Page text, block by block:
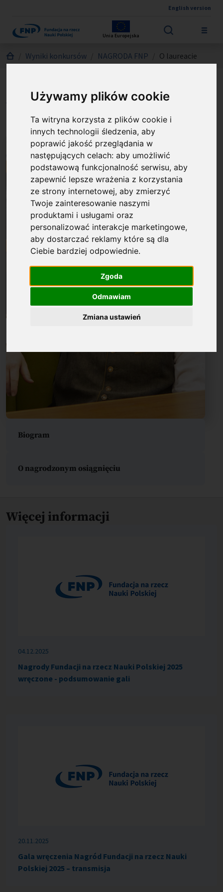
Używamy plików cookie
Ta witryna korzysta z plików cookie i
innych technologii śledzenia, aby
poprawić jakość przeglądania w
następujących celach:aby umożliwić
podstawową funkcjonalność serwisu,aby
zapewnić lepsze wrażenia z korzystania
ze strony internetowej,aby zmierzyć
Twoje zainteresowanie naszymi
produktami i usługami oraz
personalizować interakcje marketingowe,
aby dostarczać reklamy które są dla
Ciebie bardziej odpowiednie.
Zgoda
Odmawiam
Zmiana ustawień
English version
Unia Europejska
Jesteś tutaj:Wyniki konkursów NAGRODA FNP O laureacie
Prof. dr hab. Marcin
Wodziński
Biogram
O nagrodzonym osiągnięciu
Więcej informacji
04.12.2025
Nagrody Fundacji na rzecz Nauki Polskiej 2025
wręczone - podsumowanie gali
20.11.2025
Gala wręczenia Nagród Fundacji na rzecz Nauki
Polskiej 2025 – transmisja